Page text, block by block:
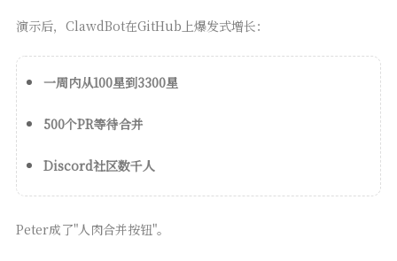
演示后，ClawdBot在GitHub上爆发式增长：
一周内从100星到3300星
500个PR等待合并
Discord社区数千人
Peter成了"人肉合并按钮"。